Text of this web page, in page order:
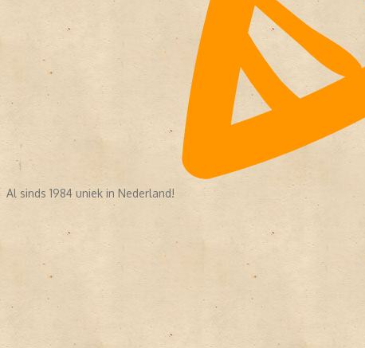
Al sinds 1984 uniek in Nederland!